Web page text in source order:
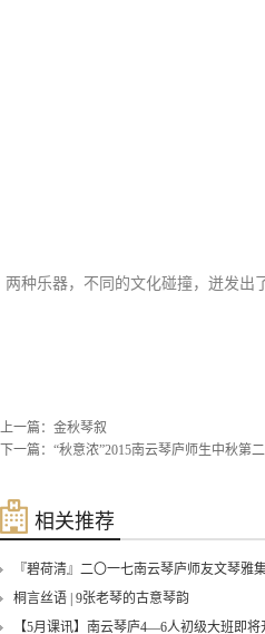
两种乐器，不同的文化碰撞，迸发出
上一篇： 金秋琴叙
下一篇： “秋意浓”2015南云琴庐师生中秋第
相关推荐
桐言丝语 | 9张老琴的古意琴韵
【5月课讯】南云琴庐4—6人初级大班即将